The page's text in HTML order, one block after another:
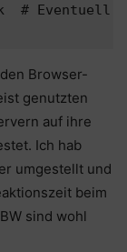
#
Browser-
genutzten
auf ihre
Ich hab
umgestellt und
beim
sind wohl